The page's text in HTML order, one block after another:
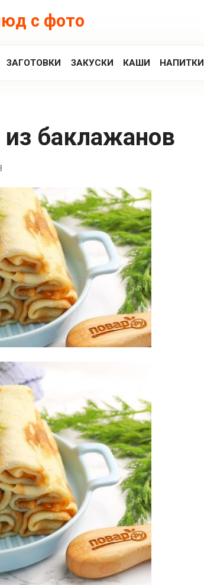
с фото
ЗАГОТОВКИ ЗАКУСКИ КАШИ НАПИТКИ
из баклажанов